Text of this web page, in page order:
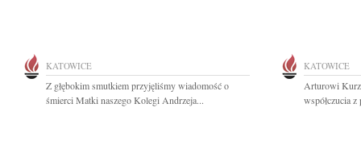
KATOWICE
Z głębokim smutkiem przyjęliśmy wiadomość o
śmierci Matki naszego Kolegi Andrzeja...
KATOWICE
Arturowi
współczucia